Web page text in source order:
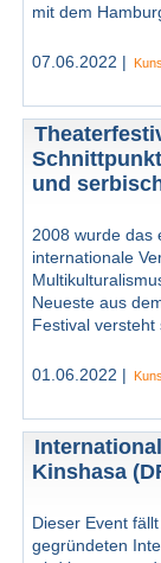
mit dem
07.06.2022 |
und
2008 wurde das
internationale
Neueste aus
Festival versteht
01.06.2022 |
Kinshasa
Dieser Event
gegründeten